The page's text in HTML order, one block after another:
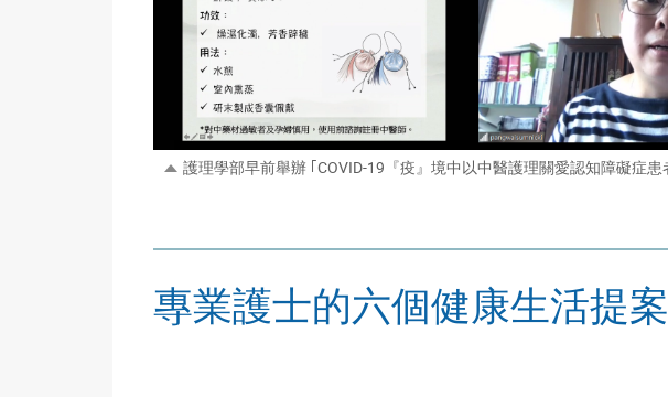
護理學部早前舉辦 ｢COVID-19『疫』境中以中醫護理關愛認知障礙症
專業護士的六個健康生活提案